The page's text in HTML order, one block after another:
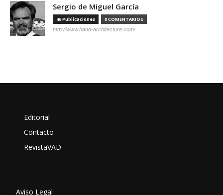
Sergio de Miguel García
46 Publicaciones 0 COMENTARIOS
http://www.hand-architecture.com/
Editorial
Contacto
RevistaVAD
Aviso Legal